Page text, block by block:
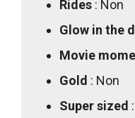
Rides : Non
Glow in the
Movie
Gold : Non
Super sized